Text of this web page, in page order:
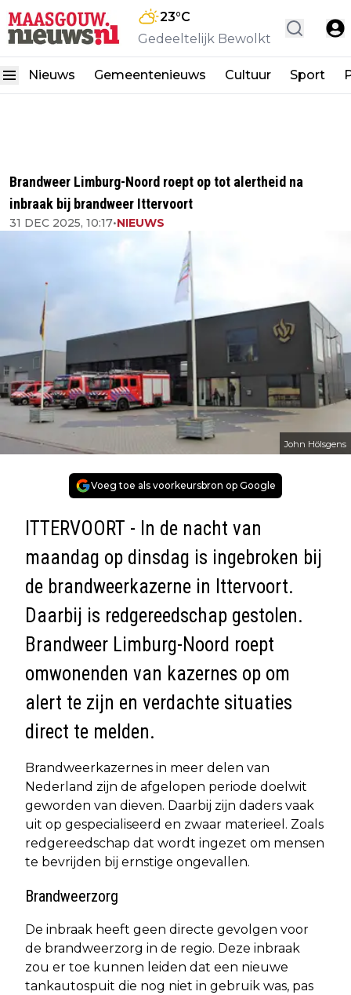
23°C
Gedeeltelijk Bewolkt
Nieuws Gemeentenieuws Cultuur Sport
Brandweer Limburg-Noord roept op tot alertheid na
inbraak bij brandweer Ittervoort
31 DEC 2025, 10:17•NIEUWS
John Hölsgens
Voeg toe als voorkeursbron op Google
ITTERVOORT - In de nacht van
maandag op dinsdag is ingebroken bij
de brandweerkazerne in Ittervoort.
Daarbij is redgereedschap gestolen.
Brandweer Limburg-Noord roept
omwonenden van kazernes op om
alert te zijn en verdachte situaties
direct te melden.
Brandweerkazernes in meer delen van
Nederland zijn de afgelopen periode doelwit
geworden van dieven. Daarbij zijn daders vaak
uit op gespecialiseerd en zwaar materieel. Zoals
redgereedschap dat wordt ingezet om mensen
te bevrijden bij ernstige ongevallen.
Brandweerzorg
De inbraak heeft geen directe gevolgen voor
de brandweerzorg in de regio. Deze inbraak
zou er toe kunnen leiden dat een nieuwe
tankautospuit die nog niet in gebruik was, pas